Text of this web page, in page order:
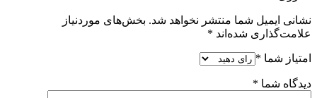
نشانی ایمیل شما منتشر نخواهد شد. بخش‌های موردنیاز
علامت‌گذاری شده‌اند *
امتیاز شما *
دیدگاه شما *